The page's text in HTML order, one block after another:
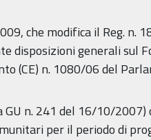
che modifica il Reg. n.
disposizioni generali sul
(CE) n. 1080/06 del
n. 241 del 16/10/
per il periodo di